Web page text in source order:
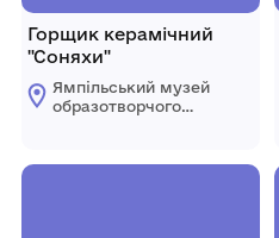
Горщик керамічний
"Соняхи"
Ямпільський музей
образотворчого